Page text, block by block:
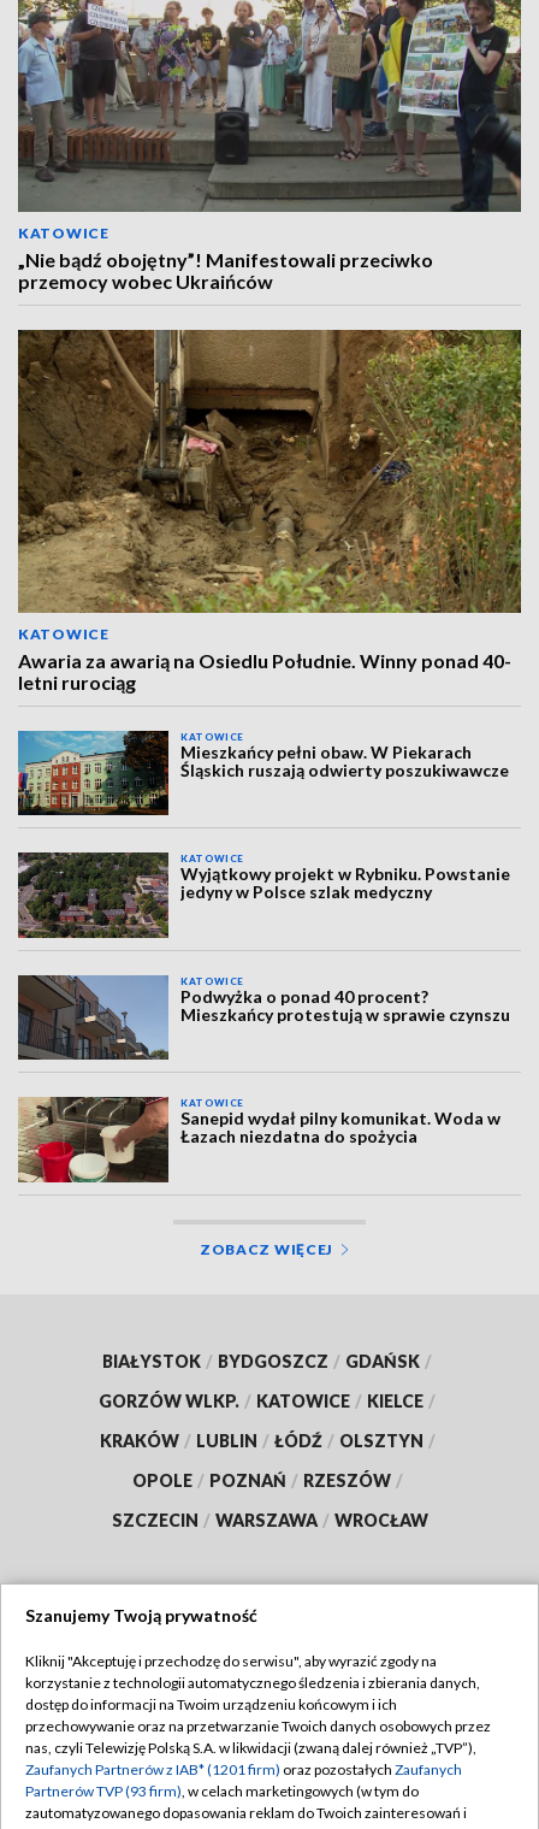
KATOWICE
„Nie bądź obojętny”! Manifestowali przeciwko
przemocy wobec Ukraińców
KATOWICE
Awaria za awarią na Osiedlu Południe. Winny ponad 40-
letni rurociąg
KATOWICE
Mieszkańcy pełni obaw. W Piekarach
Śląskich ruszają odwierty poszukiwawcze
KATOWICE
Wyjątkowy projekt w Rybniku. Powstanie
jedyny w Polsce szlak medyczny
KATOWICE
Podwyżka o ponad 40 procent?
Mieszkańcy protestują w sprawie czynszu
KATOWICE
Sanepid wydał pilny komunikat. Woda w
Łazach niezdatna do spożycia
ZOBACZ WIĘCEJ
BIAŁYSTOK / BYDGOSZCZ / GDAŃSK /
GORZÓW WLKP. / KATOWICE / KIELCE /
KRAKÓW / LUBLIN / ŁÓDŹ / OLSZTYN /
OPOLE / POZNAŃ / RZESZÓW /
SZCZECIN / WARSZAWA / WROCŁAW
TVP
Abonament TVP
Emisja w TVP
Centrum informacji TVP
Regulamin TVP
Polityka prywatności
Moje zgody
Szanujemy Twoją prywatność
Kliknij "Akceptuję i przechodzę do serwisu", aby wyrazić zgody na
korzystanie z technologii automatycznego śledzenia i zbierania danych,
dostęp do informacji na Twoim urządzeniu końcowym i ich
przechowywanie oraz na przetwarzanie Twoich danych osobowych przez
nas, czyli Telewizję Polską S.A. w likwidacji (zwaną dalej również „TVP”),
Zaufanych Partnerów z IAB* (1201 firm) oraz pozostałych Zaufanych
Partnerów TVP (93 firm), w celach marketingowych (w tym do
zautomatyzowanego dopasowania reklam do Twoich zainteresowań i